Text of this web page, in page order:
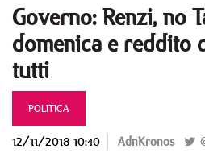
Governo: Renzi, no
domenica e reddito
tutti
POLITICA
12/11/2018 10:40 AdnKronos